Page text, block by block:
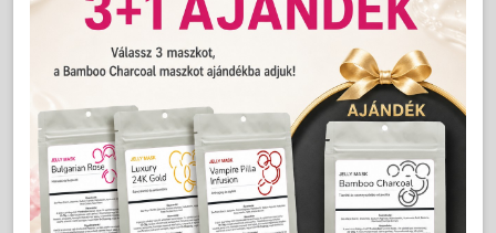
Kedvencnek jelöl
Mennyiség: db Kosárba